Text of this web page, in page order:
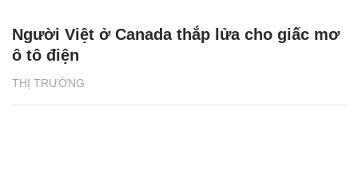
THỊ TRƯỜNG
Người Việt ở Canada thắp lửa cho giấc mơ
ô tô điện